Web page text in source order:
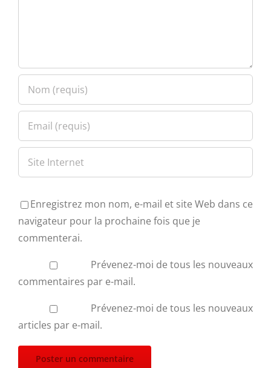
Enregistrez mon nom, e-mail et site Web dans ce
navigateur pour la prochaine fois que je
commenterai.
Prévenez-moi de tous les nouveaux
commentaires par e-mail.
Prévenez-moi de tous les nouveaux
articles par e-mail.